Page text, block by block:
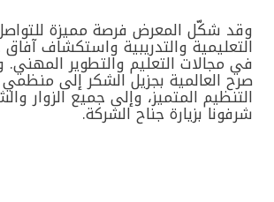
وقد شكّل المعرض فرصة مميزة
التعليمية والتدريبية واستكشاف
في مجالات التعليم والتطوير المهني.
صرح العالمية بجزيل الشكر إلى
التنظيم المتميز، وإلى جميع الزوار
شرفونا بزيارة جناح الشركة.